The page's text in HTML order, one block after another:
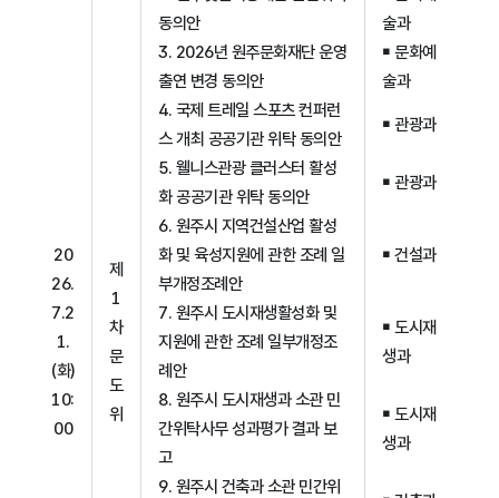
20
26.
7.2
1.
(화)
10:
00
제
1
차
문
도
위
동의안
술과
3. 2026년 원주문화재단 운영
출연 변경 동의안
￭ 문화예
술과
4. 국제 트레일 스포츠 컨퍼런
스 개최 공공기관 위탁 동의안
￭ 관광과
5. 웰니스관광 클러스터 활성
화 공공기관 위탁 동의안
￭ 관광과
6. 원주시 지역건설산업 활성
화 및 육성지원에 관한 조례 일
부개정조례안
￭ 건설과
7. 원주시 도시재생활성화 및
지원에 관한 조례 일부개정조
례안
￭ 도시재
생과
8. 원주시 도시재생과 소관 민
간위탁사무 성과평가 결과 보
고
￭ 도시재
생과
9. 원주시 건축과 소관 민간위